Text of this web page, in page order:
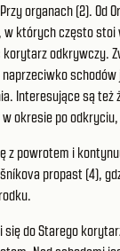
organach (2). Od
w których często
odkrywczy.
Interesujące są
okresie po
z powrotem i
propast (4),
się do Starego